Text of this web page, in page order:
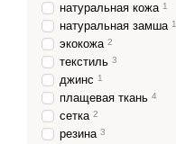
натуральная кожа 1
натуральная замша 1
экокожа 2
текстиль 3
джинс 1
плащевая ткань 4
сетка 2
резина 3